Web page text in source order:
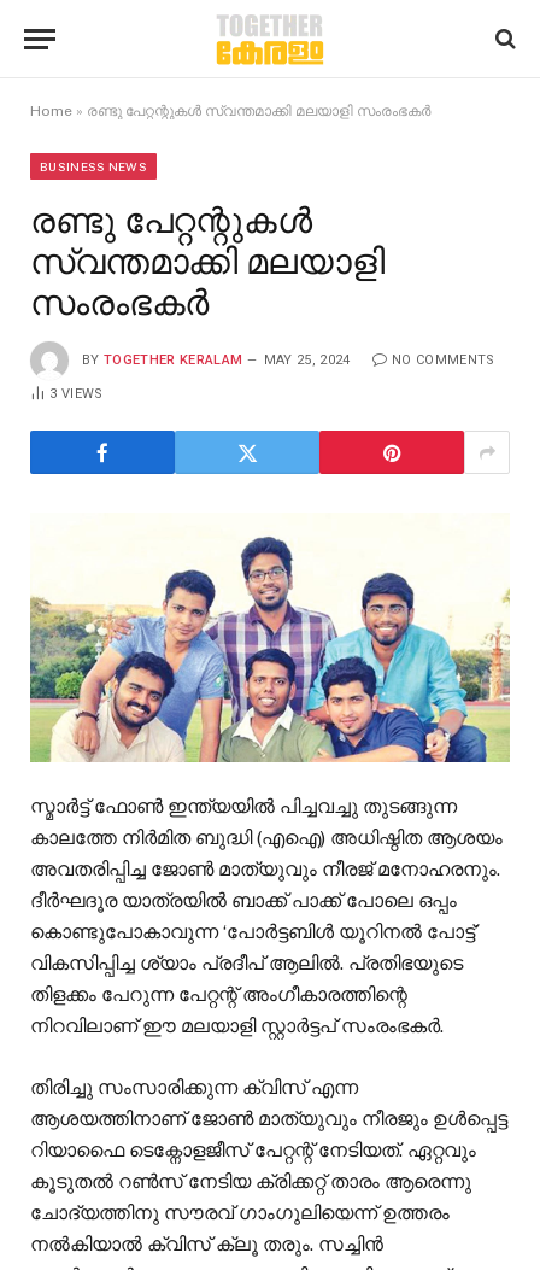
Home » രണ്ടു പേറ്റന്റുകൾ സ്വന്തമാക്കി മലയാളി സംരംഭകർ
BUSINESS NEWS
രണ്ടു പേറ്റന്റുകൾ
സ്വന്തമാക്കി മലയാളി
സംരംഭകർ
BY TOGETHER KERALAM MAY 25, 2024 NO COMMENTS
3VIEWS
സ്മാർട്ട് ഫോൺ ഇന്ത്യയിൽ പിച്ചവച്ചു തുടങ്ങുന്ന
കാലത്തേ നിർമിത ബുദ്ധി (എഐ) അധിഷ്ഠിത ആശയം
അവതരിപ്പിച്ച ജോൺ മാത്യുവും നീരജ് മനോഹരനും.
ദീർഘദൂര യാത്രയിൽ ബാക്ക് പാക്ക് പോലെ ഒപ്പം
കൊണ്ടുപോകാവുന്ന ‘പോർട്ടബിൾ യൂറിനൽ പോട്ട്’
വികസിപ്പിച്ച ശ്യാം പ്രദീപ് ആലിൽ. പ്രതിഭയുടെ
തിളക്കം പേറുന്ന പേറ്റന്റ് അംഗീകാരത്തിന്റെ
നിറവിലാണ് ഈ മലയാളി സ്റ്റാർട്ടപ് സംരംഭകർ.
തിരിച്ചു സംസാരിക്കുന്ന ക്വിസ് എന്ന
ആശയത്തിനാണ് ജോൺ മാത്യുവും നീരജും ഉൾപ്പെട്ട
റിയാഫൈ ടെക്നോളജീസ് പേറ്റന്റ് നേടിയത്. ഏറ്റവും
കൂടുതൽ റൺസ് നേടിയ ക്രിക്കറ്റ് താരം ആരെന്നു
ചോദ്യത്തിനു സൗരവ് ഗാംഗുലിയെന്ന് ഉത്തരം
നൽകിയാൽ ക്വിസ് ക്ലൂ തരും. സച്ചിൻ